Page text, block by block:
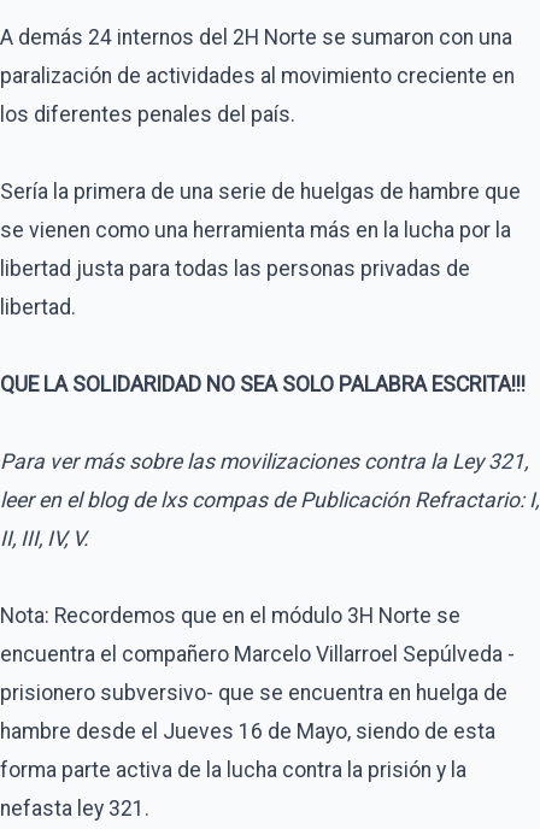
A demás 24 internos del 2H Norte se sumaron con una
paralización de actividades al movimiento creciente en
los diferentes penales del país.
Sería la primera de una serie de huelgas de hambre que
se vienen como una herramienta más en la lucha por la
libertad justa para todas las personas privadas de
libertad.
QUE LA SOLIDARIDAD NO SEA SOLO PALABRA ESCRITA!!!
Para ver más sobre las movilizaciones contra la Ley 321,
leer en el blog de lxs compas de Publicación Refractario: I,
II, III, IV, V.
Nota: Recordemos que en el módulo 3H Norte se
encuentra el compañero Marcelo Villarroel Sepúlveda -
prisionero subversivo- que se encuentra en huelga de
hambre desde el Jueves 16 de Mayo, siendo de esta
forma parte activa de la lucha contra la prisión y la
nefasta ley 321.